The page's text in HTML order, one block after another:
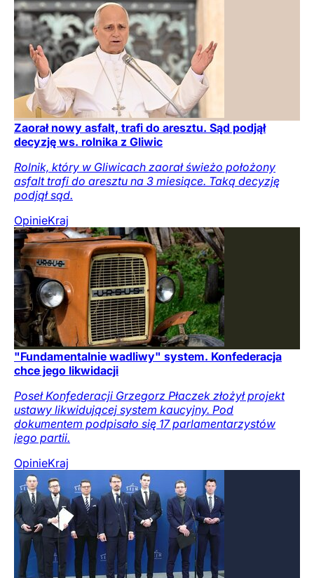
Zaorał nowy asfalt, trafi do aresztu. Sąd podjął
decyzję ws. rolnika z Gliwic
Rolnik, który w Gliwicach zaorał świeżo położony
asfalt trafi do aresztu na 3 miesiące. Taką decyzję
podjął sąd.
OpinieKraj
"Fundamentalnie wadliwy" system. Konfederacja
chce jego likwidacji
Poseł Konfederacji Grzegorz Płaczek złożył projekt
ustawy likwidującej system kaucyjny. Pod
dokumentem podpisało się 17 parlamentarzystów
jego partii.
OpinieKraj